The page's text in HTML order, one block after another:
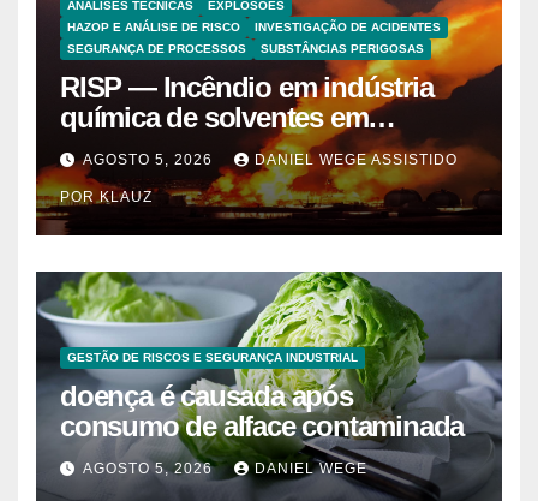
ANALISES TECNICAS
EXPLOSÕES
HAZOP E ANÁLISE DE RISCO
INVESTIGAÇÃO DE ACIDENTES
SEGURANÇA DE PROCESSOS
SUBSTÂNCIAS PERIGOSAS
RISP — Incêndio em indústria
química de solventes em
Itaquaquecetuba/SP
(UNIQUIMA/Quema)
AGOSTO 5, 2026 DANIEL WEGE ASSISTIDO
POR KLAUZ
GESTÃO DE RISCOS E SEGURANÇA INDUSTRIAL
doença é causada após
consumo de alface contaminada
AGOSTO 5, 2026 DANIEL WEGE